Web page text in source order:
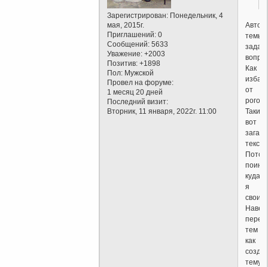
Зарегистрирован: Понедельник, 4
мая, 2015г.
Приглашений: 0
Сообщений: 5633
Уважение: +2003
Позитив: +1898
Пол: Мужской
Провел на форуме:
1 месяц 20 дней
Последний визит:
Вторник, 11 января, 2022г. 11:00
Автор
темы
задал
Как
от
рогов?
Таким
вот
куда
я
свои...
перед
тем
как
тему